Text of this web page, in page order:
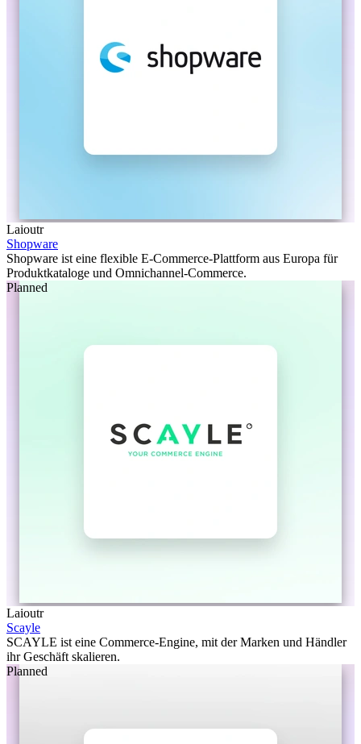
Laioutr
Shopware
Shopware ist eine flexible E-Commerce-Plattform aus Europa für
Produktkataloge und Omnichannel-Commerce.
Planned
Laioutr
Scayle
SCAYLE ist eine Commerce-Engine, mit der Marken und Händler
ihr Geschäft skalieren.
Planned